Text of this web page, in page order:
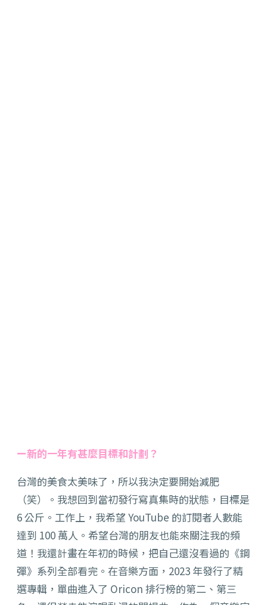
ー新的一年有甚麼目標和計劃？
台灣的美食太美味了，所以我決定要開始減肥
（笑）。我想回到當初發行寫真集時的狀態，目標是
6 公斤。工作上，我希望 YouTube 的訂閱者人數能
達到 100 萬人。希望台灣的朋友也能來關注我的頻
道！我還計畫在年初的時候，把自己還沒看過的《鋼
彈》系列全部看完。在音樂方面，2023 年發行了精
選專輯，單曲進入了 Oricon 排行榜的第二、第三